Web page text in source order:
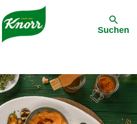
Suchen